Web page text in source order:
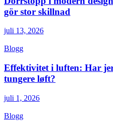
gör stor skillnad
juli 13, 2026
Blogg
Effektivitet i luften: Har
tungere løft?
juli 1, 2026
Blogg